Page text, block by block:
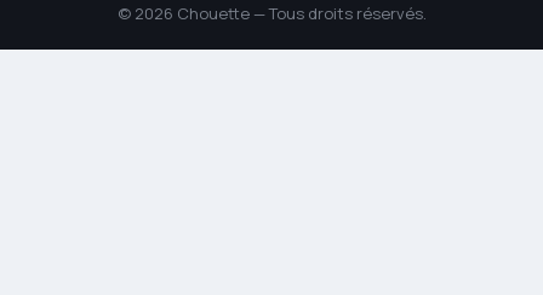
© 2026 Chouette — Tous droits réservés.